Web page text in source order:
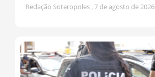
Redação Soteropoles 7 de agosto de 2026